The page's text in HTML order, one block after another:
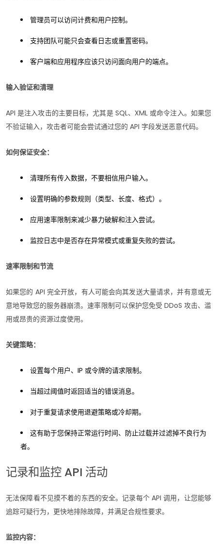
管理员可以访问计费和用户控制。
支持团队可能只会查看日志或重置密码。
客户端和应用程序应该只访问面向用户的端点。
输入验证和清理
API 是注入攻击的主要目标，尤其是 SQL、XML 或命令注入。如果您
不验证输入，攻击者可能会尝试通过您的 API 字段发送恶意代码。
如何保证安全：
清理所有传入数据，不要相信用户输入。
设置明确的参数规则（类型、长度、格式）。
应用速率限制来减少暴力破解和注入尝试。
监控日志中是否存在异常模式或重复失败的尝试。
速率限制和节流
如果您的 API 完全开放，有人可能会向其发送大量请求，并有意或无
意地导致您的服务器崩溃。速率限制可以保护您免受 DDoS 攻击、滥
用或昂贵的资源过度使用。
关键策略：
设置每个用户、IP 或令牌的请求限制。
当超过阈值时返回适当的错误消息。
对于重复请求使用退避策略或冷却期。
这有助于您保持正常运行时间、防止过载并过滤掉不良行为
者。
记录和监控 API 活动
无法保障看不见摸不着的东西的安全。记录每个 API 调用，让您能够
追踪可疑行为，更快地排除故障，并满足合规性要求。
监控内容：